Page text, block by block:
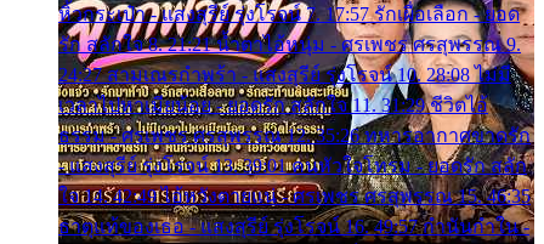
หิ้วกระเป๋า - แสงสุรีย์ รุ่งโรจน์ 7. 17:57 รักเผื่อเลือก - ยอด
รัก สลักใจ 8. 21:21 น้ำตาไอ้หนุ่ม - ศรเพชร ศรสุพรรณ 9.
24:27 สามเณรกำพร้า - แสงสุรีย์ รุ่งโรจน์ 10. 28:08 ไม่มี
เวลาไปหาเมียน้อย - ยอดรัก สลักใจ 11. 31:29 ชีวิตไอ้
ธรรม - ศรเพชร ศรสุพรรณ 12. 35:26 ทหารอากาศขาดรัก
- แสงสุรีย์ รุ่งโรจน์ 13. 39:01 คนหัวใจโทรม - ยอดรัก สลัก
ใจ 14. 42:49 ไอ้หวังตายแน่ - ศรเพชร ศรสุพรรณ 15. 46:35
ธาตุแท้ของเธอ - แสงสุรีย์ รุ่งโรจน์ 16. 49:57 กำนันกำใน -